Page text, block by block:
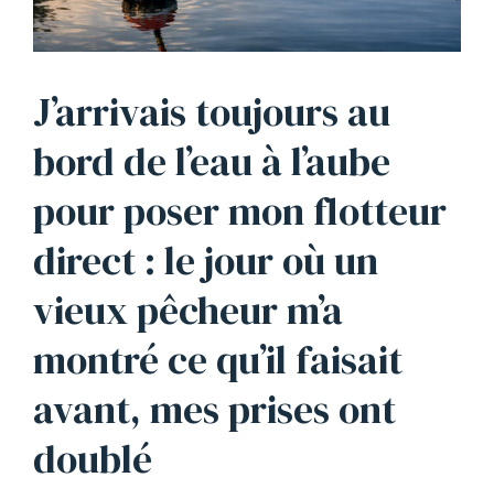
J’arrivais toujours au
bord de l’eau à l’aube
pour poser mon flotteur
direct : le jour où un
vieux pêcheur m’a
montré ce qu’il faisait
avant, mes prises ont
doublé